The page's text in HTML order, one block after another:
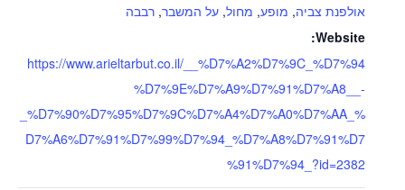
אולפנת צביה, מופע, מחול, על המשבר, רבבה
Website:
https://www.arieltarbut.co.il/__%D7%A2%D7%9C_%D7%94
%D7%9E%D7%A9%D7%91%D7%A8__-
_%D7%90%D7%95%D7%9C%D7%A4%D7%A0%D7%AA_%
D7%A6%D7%91%D7%99%D7%94_%D7%A8%D7%91%D7
%91%D7%94_?id=2382